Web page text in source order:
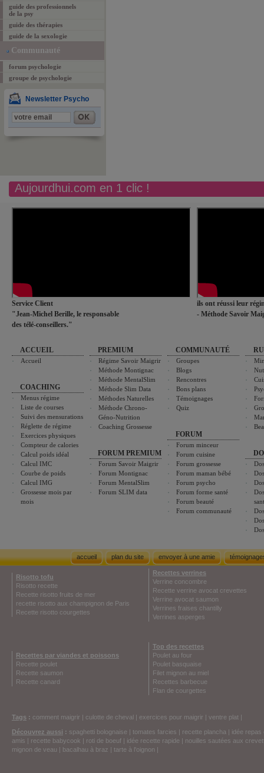
guide des professionnels
de la psy
guide des thérapies
guide de la sexologie
Communauté
forum psychologie
groupe de psychologie
Newsletter Psycho
Aujourdhui.com en 1 clic !
Service Client
"Jean-Michel Berille, le responsable
des télé-conseillers."
ils ont réussi leur
- Méthode Savoir
ACCUEIL
Accueil
COACHING
Menus régime
Liste de courses
Suivi des mensurations
Réglette de régime
Exercices physiques
Compteur de calories
Calcul poids idéal
Calcul IMC
Courbe de poids
Calcul IMG
Grossesse mois par
mois
PREMIUM
Régime Savoir Maigrir
Méthode Montignac
Méthode MentalSlim
Méthode Slim Data
Méthodes Naturelles
Méthode Chrono-
Géno-Nutrition
Coaching Grossesse
FORUM PREMIUM
Forum Savoir Maigrir
Forum Montignac
Forum MentalSlim
Forum SLIM data
COMMUNAUTÉ
Groupes
Blogs
Rencontres
Bons plans
Témoignages
Quiz
FORUM
Forum minceur
Forum cuisine
Forum grossesse
Forum maman bébé
Forum psycho
Forum forme santé
Forum beauté
Forum communauté
accueil plan du site envoyer à une amie
Risotto tofu
Risotto recette
Recette risotto fruits de mer
recette risotto aux champignon de Paris
Recette risotto courgettes
Recettes verrines
Verrine concombre
Recette verrine avocat crevettes
Verrine avocat saumon
Verrines fraises chantilly
Verrines asperges
Recettes par viandes et poissons
Recette poulet
Recette saumon
Recette canard
Top des recettes
Poulet au four
Poulet basquaise
Filet mignon au miel
Recettes barbecue
Flan de courgettes
Tags : comment maigrir | culotte de cheval | exercices pour maigrir | ventre plat |
Découvrez aussi : spaghetti bolognaise | tomates farcies | recette plancha | idée repas
amis | recette babycook | roti de boeuf | idée recette rapide | nouilles sautées aux
mignon de veau | bacalhau à braz | tarte à l'oignon |